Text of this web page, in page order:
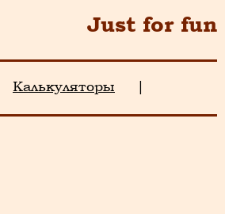
Just for fun
Калькуляторы |